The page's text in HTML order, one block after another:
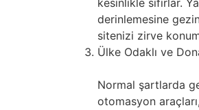
kesinlikle sıfırlar.
derinlemesine
sitenizi zirve
Ülke Odaklı ve
Normal şartlarda
otomasyon